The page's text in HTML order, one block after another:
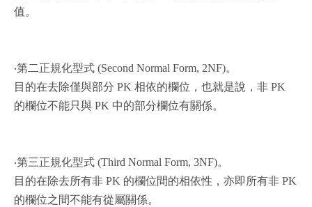
值。
‧第二正規化型式 (Second Normal Form, 2NF)。
目的在去除僅與部分 PK 相依的欄位，也就是說，非 PK
的欄位不能只與 PK 中的部分欄位有關係。
‧第三正規化型式 (Third Normal Form, 3NF)。
目的在除去所有非 PK 的欄位間的相依性，亦即所有非 PK
的欄位之間不能有從屬關係。